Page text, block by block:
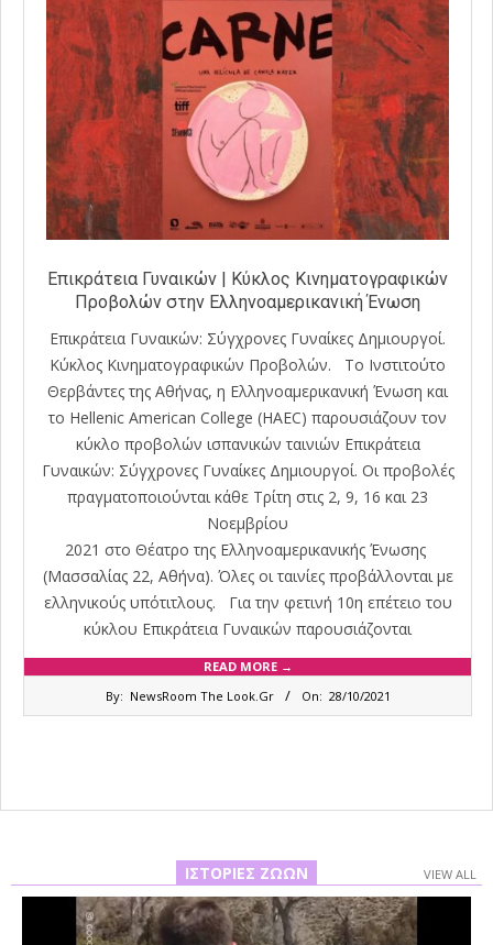
Επικράτεια Γυναικών | Κύκλος Κινηματογραφικών
Προβολών στην Ελληνοαμερικανική Ένωση
Επικράτεια Γυναικών: Σύγχρονες Γυναίκες Δημιουργοί.
Κύκλος Κινηματογραφικών Προβολών. To Ινστιτούτο
Θερβάντες της Αθήνας, η Ελληνοαμερικανική Ένωση και
το Hellenic American College (HAEC) παρουσιάζουν τον
κύκλο προβολών ισπανικών ταινιών Επικράτεια
Γυναικών: Σύγχρονες Γυναίκες Δημιουργοί. Οι προβολές
πραγματοποιούνται κάθε Τρίτη στις 2, 9, 16 και 23
Νοεμβρίου
2021 στο Θέατρο της Ελληνοαμερικανικής Ένωσης
(Μασσαλίας 22, Αθήνα). Όλες οι ταινίες προβάλλονται με
ελληνικούς υπότιτλους. Για την φετινή 10η επέτειο του
κύκλου Επικράτεια Γυναικών παρουσιάζονται
READ MORE →
By: NewsRoom The Look.Gr On: 28/10/2021
ΙΣΤΟΡΊΕΣ ΖΏΩΝ VIEW ALL